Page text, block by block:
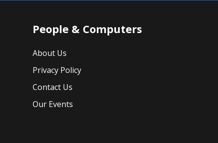
People & Computers
About Us
Privacy Policy
Contact Us
Our Events